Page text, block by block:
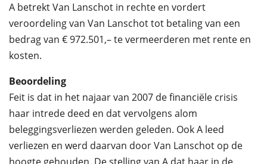
A betrekt Van Lanschot in rechte en vordert
veroordeling van Van Lanschot tot betaling van een
bedrag van € 972.501,– te vermeerderen met rente en
kosten.
Beoordeling
Feit is dat in het najaar van 2007 de financiële crisis
haar intrede deed en dat vervolgens alom
beleggingsverliezen werden geleden. Ook A leed
verliezen en werd daarvan door Van Lanschot op de